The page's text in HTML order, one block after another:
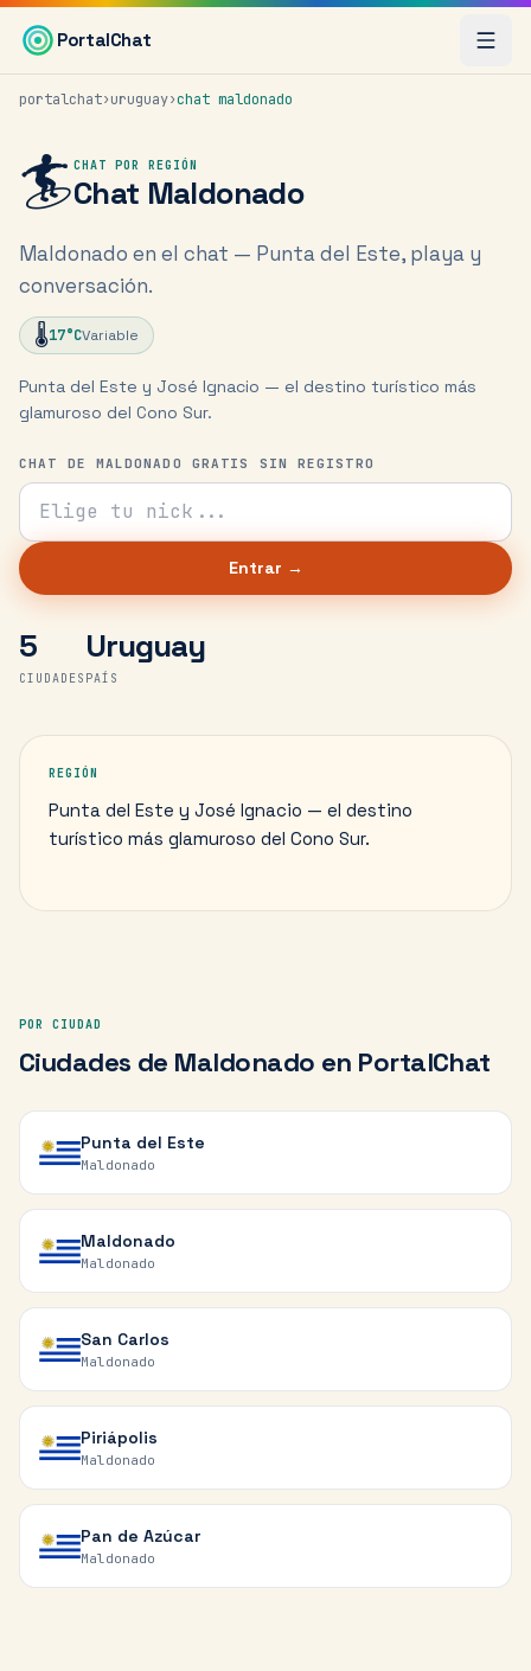
Saltar al contenido principal
PortalChat
portalchat›uruguay›chat maldonado
🏄CHAT POR REGIÓN
Chat Maldonado
Maldonado en el chat — Punta del Este, playa y
conversación.
🌡️17°CVariable
Punta del Este y José Ignacio — el destino turístico más
glamuroso del Cono Sur.
CHAT DE MALDONADO GRATIS SIN REGISTRO
Tu nick para el chat
Entrar →
5
CIUDADES
Uruguay
PAÍS
REGIÓN
Punta del Este y José Ignacio — el destino
turístico más glamuroso del Cono Sur.
POR CIUDAD
Ciudades de Maldonado en PortalChat
Punta del Este
Maldonado
Maldonado
Maldonado
San Carlos
Maldonado
Piriápolis
Maldonado
Pan de Azúcar
Maldonado